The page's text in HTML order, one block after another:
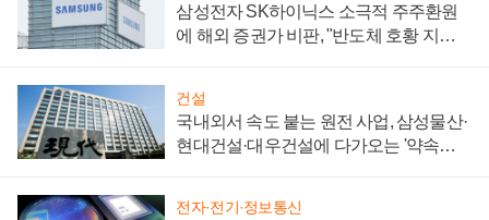
삼성전자 SK하이닉스 소극적 주주환원
에 해외 증권가 비판, "반도체 호황 지속
건설
국내외서 속도 붙는 원전 사업, 삼성물산·
현대건설·대우건설에 다가오는 '약속의
전자·전기·정보통신